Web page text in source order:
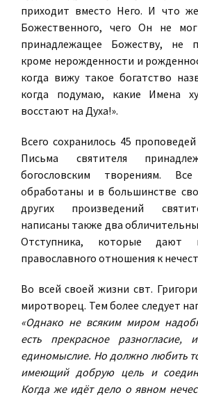
приходит вместо Него. И что
Божественного, чего Он не
принадлежащее Божеству, не
кроме нерожденности и
когда вижу такое богатство
когда подумаю, какие Имена
восстают на Духа!».
Всего сохранилось 45
Письма святителя
богословским творениям.
обработаны и в большинстве
других произведений
написаны также два
Отступника, которые дают
православного отношения к
Во всей своей жизни свт.
миротворец. Тем более следует
«Однако не всяким миром
есть прекрасное разногласие,
единомыслие. Но должно любить
имеющий добрую цель и
Когда же идёт дело о явном